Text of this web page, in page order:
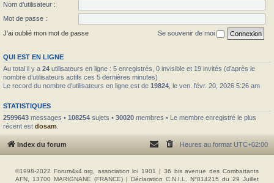
Nom d’utilisateur :
Mot de passe :
J’ai oublié mon mot de passe
Se souvenir de moi
QUI EST EN LIGNE
Au total il y a 24 utilisateurs en ligne : 5 enregistrés, 0 invisible et 19 invités (d’après le
nombre d’utilisateurs actifs ces 5 dernières minutes)
Le record du nombre d’utilisateurs en ligne est de 19824 , le ven. févr. 20, 2026 5:26 am
STATISTIQUES
2599643 messages • 108254 sujets • 30020 membres • Le membre enregistré le plus
récent est dosam
Index du forum Heures au format UTC+02:00
©1998-2022 Forum4x4.org, association loi 1901 | 36 bis avenue des Combattants
AFN, 13700 MARIGNANE (FRANCE) | Déclaration C.N.I.L. N°814215 du 29 Juillet